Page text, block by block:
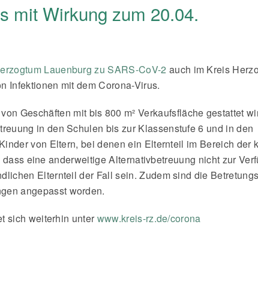
mit Wirkung zum 20.04.
Lauenburg zu SARS-CoV-2 auch im Kreis
Infektionen mit dem Corona-Virus.
Geschäften mit bis 800 m² Verkaufsfläche gestattet
in den Schulen bis zur Klassenstufe 6 und in den
von Eltern, bei denen ein Elternteil im Bereich der
eine anderweitige Alternativbetreuung nicht zur
Elternteil der Fall sein. Zudem sind die
angepasst worden.
sich weiterhin unter www.kreis-rz.de/corona